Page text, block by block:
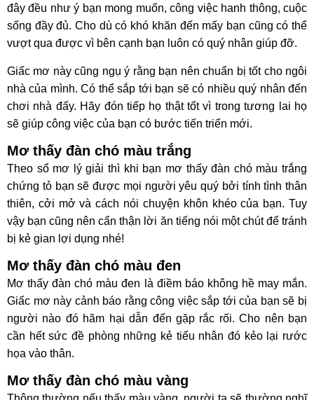
đây đều như ý bạn mong muốn, công việc hanh thông, cuộc
sống đầy đủ. Cho dù có khó khăn đến mấy bạn cũng có thể
vượt qua được vì bên cạnh bạn luôn có quý nhân giúp đỡ.
Giấc mơ này cũng ngụ ý rằng bạn nên chuẩn bị tốt cho ngôi
nhà của mình. Có thể sắp tới bạn sẽ có nhiều quý nhân đến
chơi nhà đấy. Hãy đón tiếp họ thật tốt vì trong tương lai họ
sẽ giúp công việc của bạn có bước tiến triển mới.
Mơ thấy đàn chó màu trắng
Theo sổ mơ lý giải thì khi bạn mơ thấy đàn chó màu trắng
chứng tỏ bạn sẽ được mọi người yêu quý bởi tính tình thân
thiên, cởi mở và cách nói chuyện khôn khéo của bạn. Tuy
vậy bạn cũng nên cẩn thận lời ăn tiếng nói một chút để tránh
bị kẻ gian lợi dụng nhé!
Mơ thấy đàn chó màu đen
Mơ thấy đàn chó màu đen là điềm báo không hề may mắn.
Giấc mơ này cảnh báo rằng công việc sắp tới của bạn sẽ bị
người nào đó hãm hại dẫn đến gặp rắc rối. Cho nên bạn
cần hết sức đề phòng những kẻ tiểu nhân đó kẻo lại rước
họa vào thân.
Mơ thấy đàn chó màu vàng